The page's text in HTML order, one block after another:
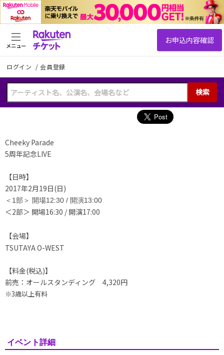
ログイン /会員登録
検索
メニュー
Cheeky Parade
5周年記念LIVE
【日時】
2017年2月19日(日)
＜1部＞ 開場12:30 / 開演13:00
＜2部＞ 開場16:30 / 開演17:00
【会場】
TSUTAYA O-WEST
【料金(税込)】
前売：オールスタンディング 4,320円
※3歳以上有料
イベント詳細